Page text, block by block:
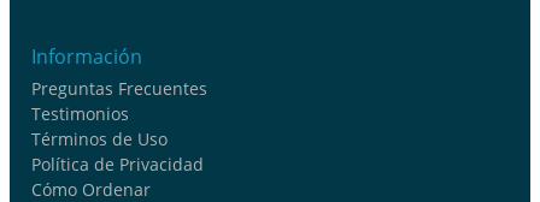
Información
Preguntas Frecuentes
Testimonios
Términos de Uso
Política de Privacidad
Cómo Ordenar